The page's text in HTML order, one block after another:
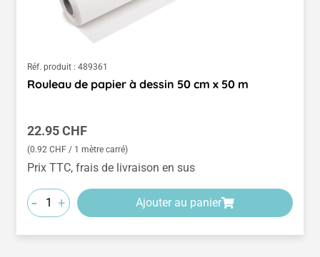
Réf. produit : 489361
Rouleau de papier à dessin 50 cm x 50 m
Prix régulier :
22.95 CHF
(0.92 CHF / 1 mètre carré)
Prix TTC, frais de livraison en sus
- + Ajouter au panier